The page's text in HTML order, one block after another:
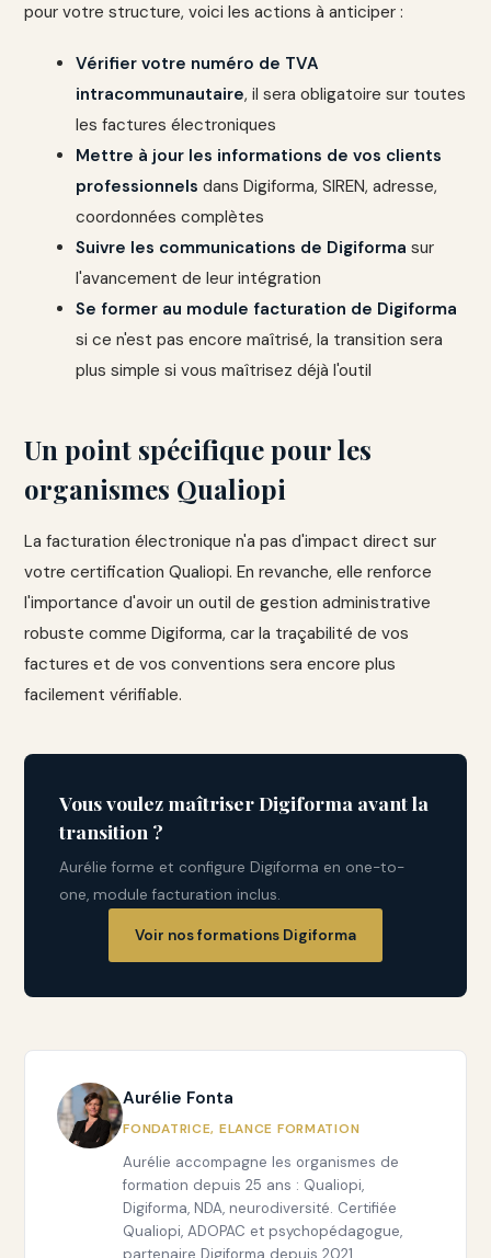
pour votre structure, voici les actions à anticiper :
Vérifier votre numéro de TVA
intracommunautaire, il sera obligatoire sur toutes
les factures électroniques
Mettre à jour les informations de vos clients
professionnels dans Digiforma, SIREN, adresse,
coordonnées complètes
Suivre les communications de Digiforma sur
l'avancement de leur intégration
Se former au module facturation de Digiforma
si ce n'est pas encore maîtrisé, la transition sera
plus simple si vous maîtrisez déjà l'outil
Un point spécifique pour les
organismes Qualiopi
La facturation électronique n'a pas d'impact direct sur
votre certification Qualiopi. En revanche, elle renforce
l'importance d'avoir un outil de gestion administrative
robuste comme Digiforma, car la traçabilité de vos
factures et de vos conventions sera encore plus
facilement vérifiable.
Vous voulez maîtriser Digiforma avant la
transition ?
Aurélie forme et configure Digiforma en one-to-
one, module facturation inclus.
Voir nos formations Digiforma
Aurélie Fonta
FONDATRICE, ELANCE FORMATION
Aurélie accompagne les organismes de
formation depuis 25 ans : Qualiopi,
Digiforma, NDA, neurodiversité. Certifiée
Qualiopi, ADOPAC et psychopédagogue,